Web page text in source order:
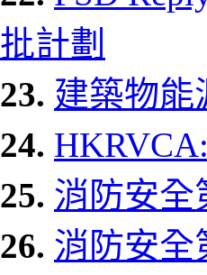
批計劃
23. 建築物能
24.
25. 消防安全
26. 消防安全